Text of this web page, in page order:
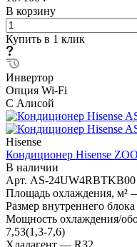
В корзину
Купить в 1 клик
Инвертор
Опция Wi-Fi
С Алисой
Hisense
Кондиционер Hisense
В наличии
Арт. AS-24UW4RBTKB00
Площадь охлаждения, м²
Размер внутреннего
Мощность охлаждения/
7,53(1,3-7,6)
Хладагент — R32